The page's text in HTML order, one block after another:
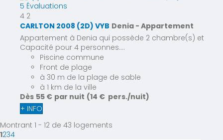
5 Évaluations
4 2
CARLTON 2008 (2D) VYB Denia - Appartement
Appartement à Denia qui possède 2 chambre(s) et
Capacité pour 4 personnes....
Piscine commune
Front de plage
à 30 m de la plage de sable
à 1 km de la ville
Dès 55 € par nuit (14 € pers./nuit)
+ INFO
Montrant 1 - 12 de 43 logements
1234